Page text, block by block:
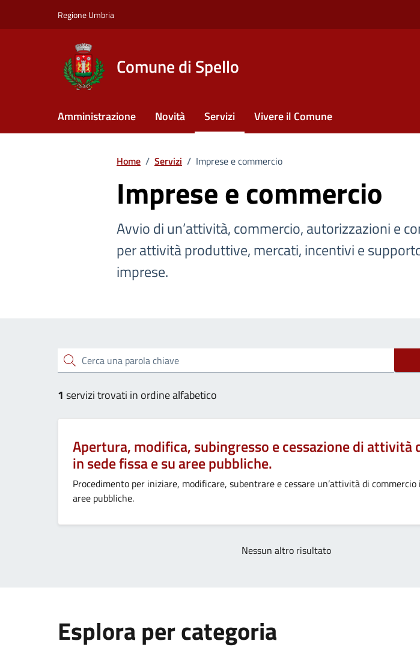
Regione Umbria
Comune di Spello
Amministrazione Novità Servizi Vivere il Comune
Home / Servizi / Imprese e commercio
Imprese e commercio
Avvio di un’attività, commercio, autorizzazioni e
per attività produttive, mercati, incentivi e
imprese.
Cerca una parola chiave
1 servizi trovati in ordine alfabetico
Apertura, modifica, subingresso e cessazione di attività
in sede fissa e su aree pubbliche.
Procedimento per iniziare, modificare, subentrare e cessare un’attività di commercio
aree pubbliche.
Nessun altro risultato
Esplora per categoria